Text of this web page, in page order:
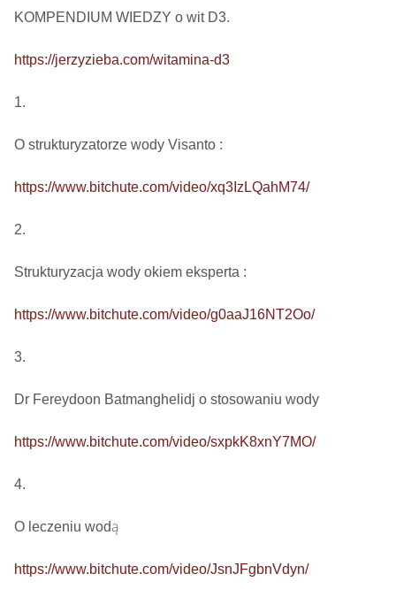
KOMPENDIUM WIEDZY o wit D3.
https://jerzyzieba.com/witamina-d3
1.
O strukturyzatorze wody Visanto :
https://www.bitchute.com/video/xq3IzLQahM74/
2.
Strukturyzacja wody okiem eksperta :
https://www.bitchute.com/video/g0aaJ16NT2Oo/
3.
Dr Fereydoon Batmanghelidj o stosowaniu wody
https://www.bitchute.com/video/sxpkK8xnY7MO/
4.
O leczeniu wodą
https://www.bitchute.com/video/JsnJFgbnVdyn/